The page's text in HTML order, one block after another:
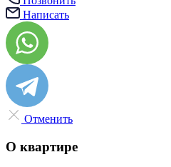
Написать
Отменить
О квартире